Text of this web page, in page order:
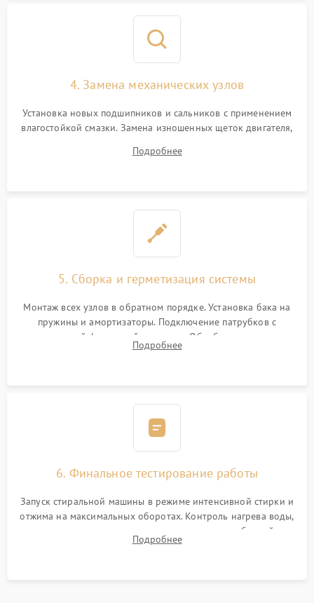
4. Замена механических узлов
Установка новых подшипников и сальников с применением
влагостойкой смазки. Замена изношенных щеток двигателя,
или поврежденной резиновой манжеты.
Подробнее
5. Сборка и герметизация системы
Монтаж всех узлов в обратном порядке. Установка бака на
пружины и амортизаторы. Подключение патрубков с
надежной фиксацией хомутами. Обработка стыков
герметиком для предотвращения возможных протечек воды.
Подробнее
6. Финальное тестирование работы
Запуск стиральной машины в режиме интенсивной стирки и
отжима на максимальных оборотах. Контроль нагрева воды,
корректности слива, отсутствия излишних вибраций,
посторонних стуков и протечек под корпусом.
Подробнее